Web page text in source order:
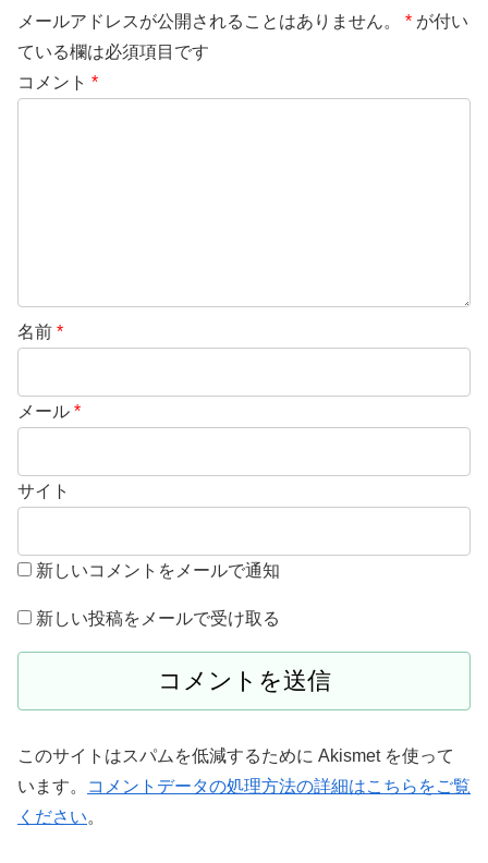
メールアドレスが公開されることはありません。 * が付い
ている欄は必須項目です
コメント *
名前 *
メール *
サイト
新しいコメントをメールで通知
新しい投稿をメールで受け取る
このサイトはスパムを低減するために Akismet を使って
います。
コメントデータの処理方法の詳細はこちらをご覧
ください。